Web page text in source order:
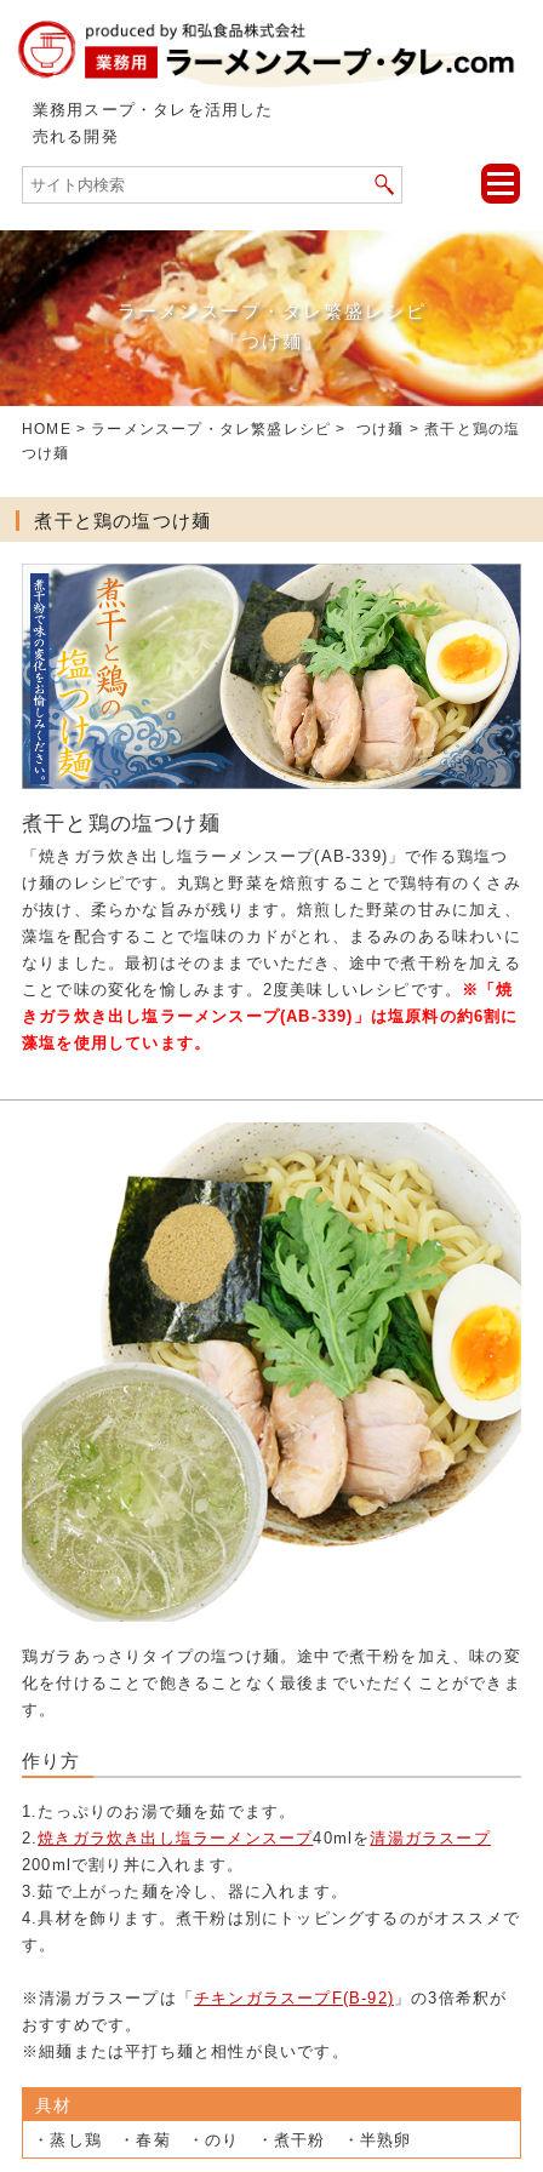
業務用スープ・タレを活用した
売れる開発
toggle
ラーメンスープ・タレ繁盛レシピ
「つけ麺」
HOME > ラーメンスープ・タレ繁盛レシピ >つけ麺 > 煮干と鶏の塩
つけ麺
煮干と鶏の塩つけ麺
煮干と鶏の塩つけ麺
「焼きガラ炊き出し塩ラーメンスープ(AB-339)」で作る鶏塩つ
け麺のレシピです。丸鶏と野菜を焙煎することで鶏特有のくさみ
が抜け、柔らかな旨みが残ります。焙煎した野菜の甘みに加え、
藻塩を配合することで塩味のカドがとれ、まるみのある味わいに
なりました。最初はそのままでいただき、途中で煮干粉を加える
ことで味の変化を愉しみます。2度美味しいレシピです。
※「焼
きガラ炊き出し塩ラーメンスープ(AB-339)」は塩原料の約6割に
藻塩を使用しています。
鶏ガラあっさりタイプの塩つけ麺。途中で煮干粉を加え、味の変
化を付けることで飽きることなく最後までいただくことができま
す。
作り方
1.たっぷりのお湯で麺を茹でます。
2.焼きガラ炊き出し塩ラーメンスープ40mlを清湯ガラスープ
200mlで割り丼に入れます。
3.茹で上がった麺を冷し、器に入れます。
4.具材を飾ります。煮干粉は別にトッピングするのがオススメで
す。
※清湯ガラスープは「 チキンガラスープF(B-92) 」の3倍希釈が
おすすめです。
※細麺または平打ち麺と相性が良いです。
具材
・蒸し鶏 ・春菊 ・のり ・煮干粉 ・半熟卵